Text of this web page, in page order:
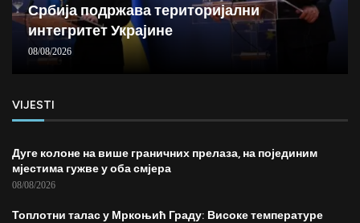
Србија подржава територијални
интегритет Украјине
08/08/2026
VIJESTI
Дуге колоне на више граничних прелаза, на појединим
мјестима гужве у оба смјера
08/08/2026
Топлотни талас у Мркоњић Граду: Високе температуре